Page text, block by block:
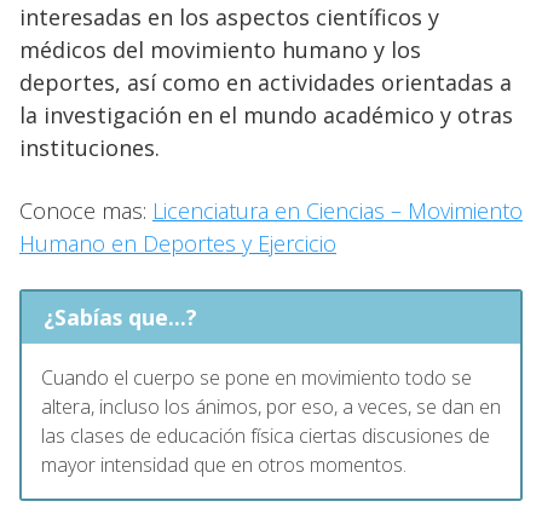
interesadas ​​en los aspectos científicos y
médicos del movimiento humano y los
deportes, así como en actividades orientadas a
la investigación en el mundo académico y otras
instituciones.
Conoce mas: Licenciatura en Ciencias – Movimiento
Humano en Deportes y Ejercicio
¿Sabías que...?
Cuando el cuerpo se pone en movimiento todo se
altera, incluso los ánimos, por eso, a veces, se dan en
las clases de educación física ciertas discusiones de
mayor intensidad que en otros momentos.